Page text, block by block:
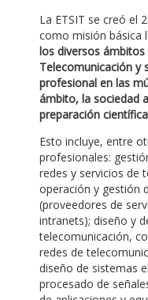
La ETSIT se creó el
como misión básica
los diversos ámbitos
Telecomunicación y
profesional en las
ámbito, la sociedad
preparación
Esto incluye, entre
profesionales:
redes y servicios de
operación y gestión
(proveedores de
intranets); diseño y
telecomunicación,
redes de
diseño de sistemas
procesado de